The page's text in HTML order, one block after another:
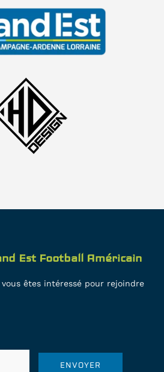
Est Football Américain
êtes intéressé pour rejoindre
ENVOYER